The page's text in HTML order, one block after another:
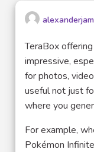
TeraBox
impressive,
for photos,
useful not just
where you
For example,
Pokémon